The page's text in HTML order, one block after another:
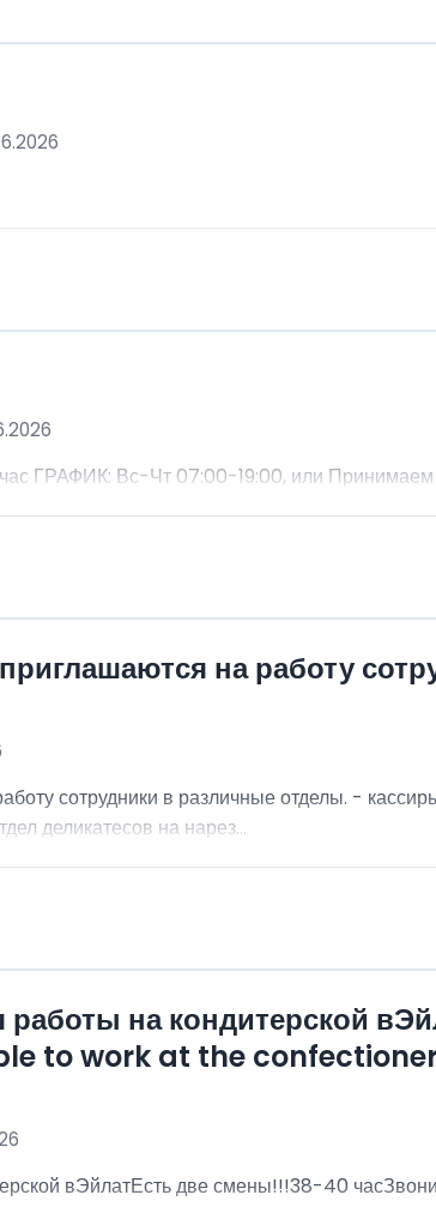
Вс-Чт 07:00-19:00, или Принимаем
на работу
сотрудники в различные отделы. -
деликатесов на нарез...
на кондитерской
to work at the
вЭйлатЕсть две смены!!!38-40